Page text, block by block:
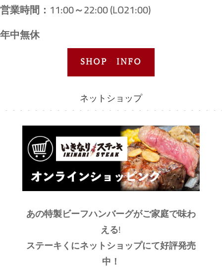
営業時間：11:00～22:00 (LO21:00)
年中無休
SHOP INFO
ネットショップ
あの特製ビーフハンバーグがご家庭で味わ
える!
ステーキくにネットショップにて好評発売
中！